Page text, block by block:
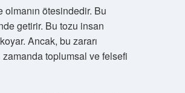
ötesindedir. Bu
getirir. Bu tozu insan
Ancak, bu zararı
zamanda toplumsal ve felsefi